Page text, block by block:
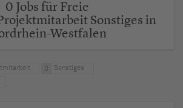
0 Jobs für Freie
Sonstiges in
Westfalen
Sonstiges